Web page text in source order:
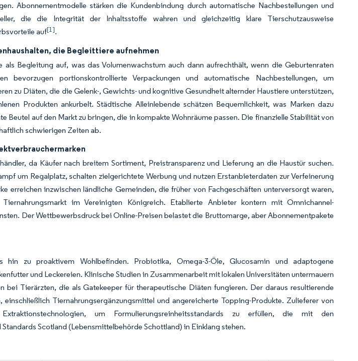
Abonnementmodelle stärken die Kundenbindung durch automatische Nachbestellungen und
die die Integrität der Inhaltsstoffe wahren und gleichzeitig klare Tierschutzausweise
auf[1].
die Begleittiere aufnehmen
als Begleitung auf, was das Volumenwachstum auch dann aufrechthält, wenn die Geburtenraten
bevorzugen portionskontrollierte Verpackungen und automatische Nachbestellungen, um
zu Diäten, die die Gelenk-, Gewichts- und kognitive Gesundheit alternder Haustiere unterstützen,
Produkten ankurbelt. Städtische Alleinlebende schätzen Bequemlichkeit, was Marken dazu
Beutel auf den Markt zu bringen, die in kompakte Wohnräume passen. Die finanzielle Stabilität von
schwierigen Zeiten ab.
da Käufer nach breitem Sortiment, Preistransparenz und Lieferung an die Haustür suchen.
um Regalplatz, schalten zielgerichtete Werbung und nutzen Erstanbieterdaten zur Verfeinerung
erreichen inzwischen ländliche Gemeinden, die früher von Fachgeschäften unterversorgt waren,
im Vereinigten Königreich. Etablierte Anbieter kontern mit Omnichannel-
Der Wettbewerbsdruck bei Online-Preisen belastet die Bruttomarge, aber Abonnementpakete
zu proaktivem Wohlbefinden. Probiotika, Omega-3-Öle, Glucosamin und adaptogene
und Leckereien. Klinische Studien in Zusammenarbeit mit lokalen Universitäten untermauern
bei Tierärzten, die als Gatekeeper für therapeutische Diäten fungieren. Der daraus resultierende
einschließlich Tiernahrungsergänzungsmittel und angereicherte Topping-Produkte. Zulieferer von
um Formulierungsreinheitsstandards zu erfüllen, die mit den
Scotland (Lebensmittelbehörde Schottland) in Einklang stehen.